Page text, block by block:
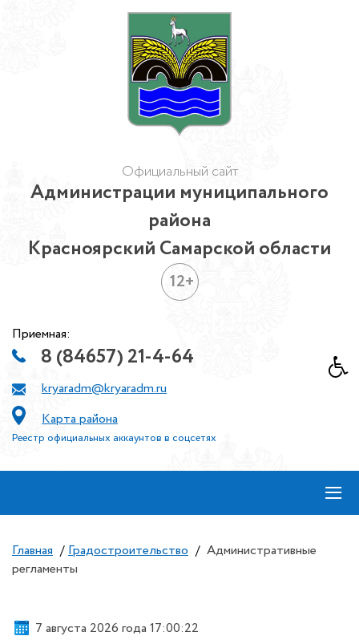
Официальный сайт
Администрации муниципального
района
Красноярский Самарской области
12+
Приемная:
8 (84657) 21-4-64
kryaradm@kryaradm.ru
Карта района
Реестр официальных аккаунтов в соцсетях
≡
Главная / Градостроительство / Административные
регламенты
7 августа 2026 года 17:00:22